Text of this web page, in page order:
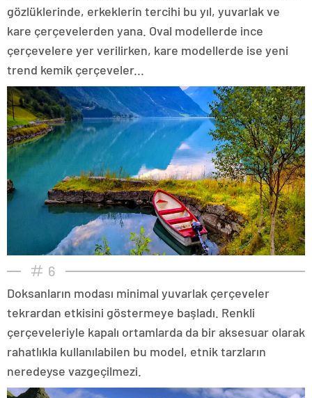
gözlüklerinde, erkeklerin tercihi bu yıl, yuvarlak ve
kare çerçevelerden yana. Oval modellerde ince
çerçevelere yer verilirken, kare modellerde ise yeni
trend kemik çerçeveler...
6
Doksanların modası minimal yuvarlak çerçeveler
tekrardan etkisini göstermeye başladı. Renkli
çerçeveleriyle kapalı ortamlarda da bir aksesuar olarak
rahatlıkla kullanılabilen bu model, etnik tarzların
neredeyse vazgeçilmezi.